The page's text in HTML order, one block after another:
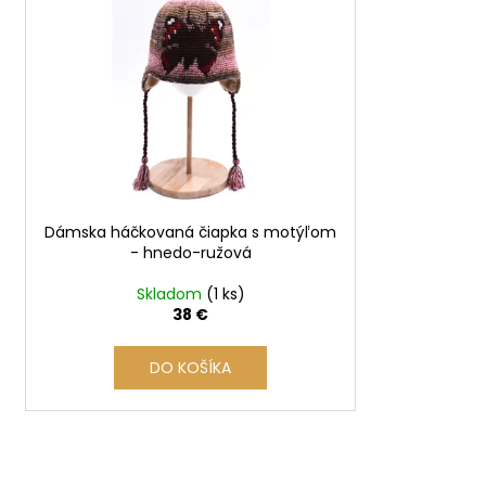
Dámska háčkovaná čiapka s motýľom
- hnedo-ružová
Skladom (1 ks)
38 €
DO KOŠÍKA